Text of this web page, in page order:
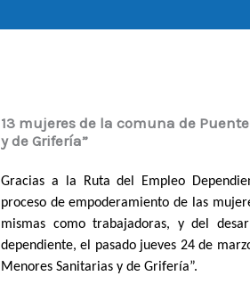
13 mujeres de la comuna de
y de Grifería”
Gracias a la Ruta del Empleo
proceso de empoderamiento de las
mismas como trabajadoras, y del
dependiente, el pasado jueves 24 de
Menores Sanitarias y de Grifería”.